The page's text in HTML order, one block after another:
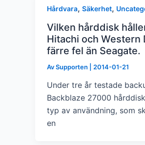
Hårdvara, Säkerhet,
Vilken hårddisk
Hitachi och Western
färre fel än Seagate.
AvSupporten 2014-01-21
Under tre år testade
Backblaze 27000
typ av användning, som
en